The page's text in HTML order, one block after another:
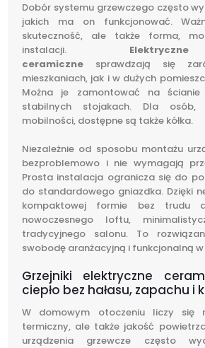
Dobór systemu grzewczego często
jakich ma on funkcjonować.
skuteczność, ale także forma,
instalacji.
ceramiczne sprawdzają się
mieszkaniach, jak i w dużych
Można je zamontować na
stabilnych stojakach. Dla osób,
mobilności, dostępne są także kółka.
Niezależnie od sposobu montażu
bezproblemowo i nie wymagają
Prosta instalacja ogranicza się do
do standardowego gniazdka. Dzięki
kompaktowej formie bez trudu
nowoczesnego loftu,
tradycyjnego salonu. To
swobodę aranżacyjną i funkcjonalną
Grzejniki elektryczne
ciepło bez hałasu, zapachu i
W domowym otoczeniu liczy się
termiczny, ale także jakość
urządzenia grzewcze często